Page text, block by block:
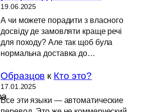
19.06.2025
А чи можете порадити з власного
досвіду де замовляти краще речі
для походу? Але так щоб була
нормальна доставка до…
Образцов к Кто это?
17.01.2025
Все эти языки — автоматические